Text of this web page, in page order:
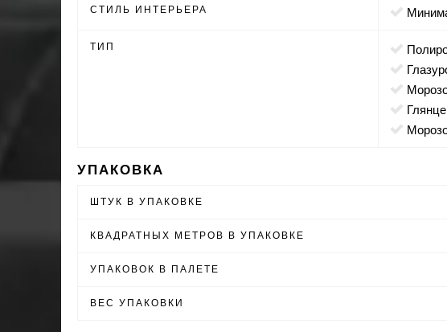
СТИЛЬ ИНТЕРЬЕРА
ТИП
УПАКОВКА
ШТУК В УПАКОВКЕ
КВАДРАТНЫХ МЕТРОВ В УПАКОВКЕ
УПАКОВОК В ПАЛЕТЕ
ВЕС УПАКОВКИ